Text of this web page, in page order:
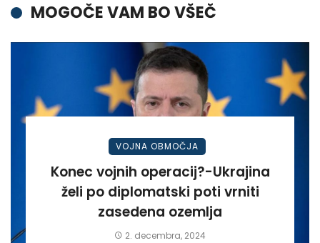
MOGOČE VAM BO VŠEČ
VOJNA OBMOČJA
Konec vojnih operacij?-Ukrajina
želi po diplomatski poti vrniti
zasedena ozemlja
2. decembra, 2024